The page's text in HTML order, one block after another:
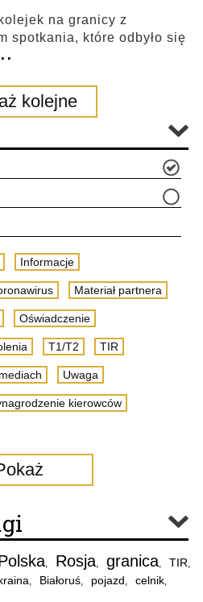
na granicy z
spotkania, które odbyło się
kolejne
Informacje
Materiał partnera
Oświadczenie
T1/T2 TIR
Uwaga
kierowców
, Rosja, granica, TIR,
, Białoruś, pojazd, celnik,